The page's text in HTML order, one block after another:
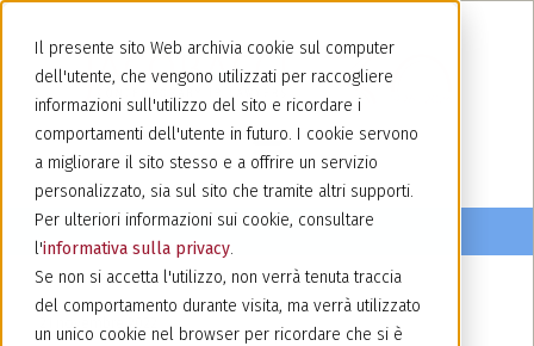
Il presente sito Web archivia cookie sul computer
dell'utente, che vengono utilizzati per raccogliere
informazioni sull'utilizzo del sito e ricordare i
comportamenti dell'utente in futuro. I cookie servono
a migliorare il sito stesso e a offrire un servizio
personalizzato, sia sul sito che tramite altri supporti.
Per ulteriori informazioni sui cookie, consultare
l'informativa sulla privacy.
Se non si accetta l'utilizzo, non verrà tenuta traccia
del comportamento durante visita, ma verrà utilizzato
un unico cookie nel browser per ricordare che si è
21 novembre 2022